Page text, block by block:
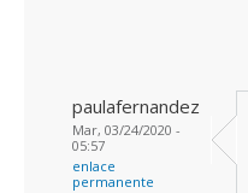
paulafernandez
Mar, 03/24/2020 -
05:57
enlace
permanente